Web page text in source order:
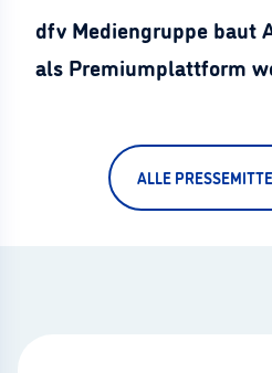
dfv Mediengruppe baut
als Premiumplattform
ALLE